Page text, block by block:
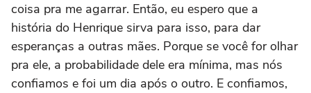
coisa pra me agarrar. Então, eu espero que a
história do Henrique sirva para isso, para dar
esperanças a outras mães. Porque se você for olhar
pra ele, a probabilidade dele era mínima, mas nós
confiamos e foi um dia após o outro. E confiamos,